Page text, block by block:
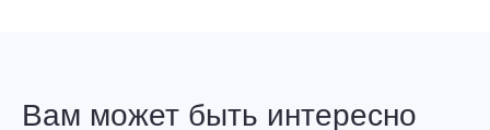
Вам может быть интересно